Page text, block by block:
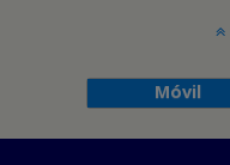
Móvil